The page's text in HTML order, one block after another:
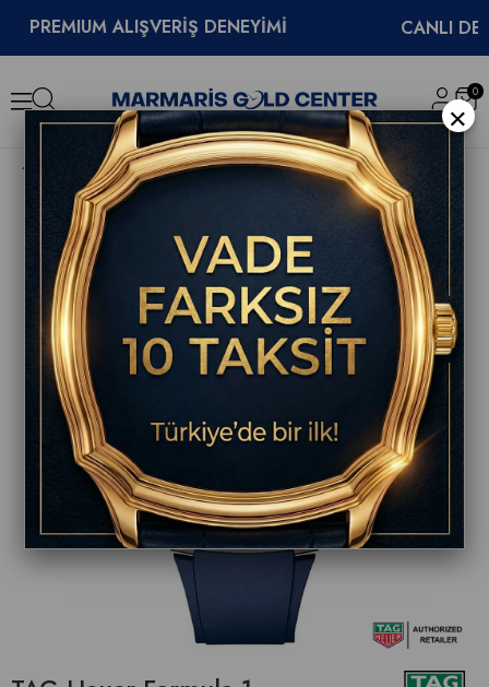
ALIŞVERİŞ DENEYİMİ CANLI DESTEK
0
TAG Heuer Formula 1 Chronograph X Oracle Red Bull Racing 44mm CBZ2080.FT8091 Erkek Kol Saati
×